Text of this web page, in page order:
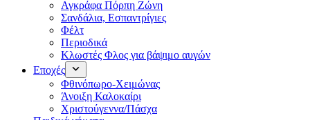
Αγκράφα Πόρπη Ζώνη
Σανδάλια, Εσπαντρίγιες
Φέλτ
Περιοδικά
Κλωστές Φλος για βάψιμο αυγών
Εποχές
Φθινόπωρο-Χειμώνας
Άνοιξη Καλοκαίρι
Χριστούγεννα/Πάσχα